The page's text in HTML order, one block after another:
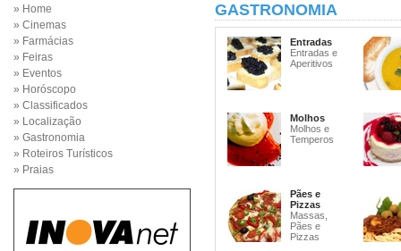
» Home
» Cinemas
» Farmácias
» Feiras
» Eventos
» Horóscopo
» Classificados
» Localização
» Gastronomia
» Roteiros Turísticos
» Praias
GASTRONOMIA
Entradas
Entradas e
Aperitivos
Molhos
Molhos e
Temperos
Pães e
Pizzas
Massas,
Pães e
Pizzas